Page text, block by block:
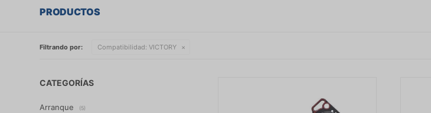
PRODUCTOS
Filtrando por: Compatibilidad: VICTORY
CATEGORÍAS
Arranque (5)